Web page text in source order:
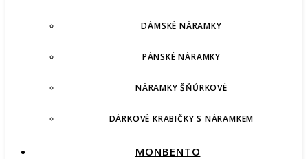
DÁMSKÉ NÁRAMKY
PÁNSKÉ NÁRAMKY
NÁRAMKY ŠŇŮRKOVÉ
DÁRKOVÉ KRABIČKY S NÁRAMKEM
MONBENTO